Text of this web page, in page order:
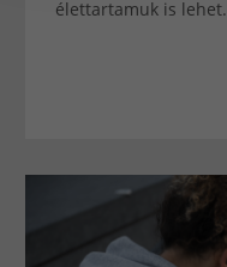
élettartamuk is lehet.